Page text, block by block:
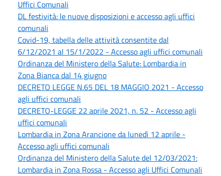
Uffici Comunali
DL festività: le nuove disposizioni e accesso agli uffici
comunali
Covid-19, tabella delle attività consentite dal
6/12/2021 al 15/1/2022 - Accesso agli uffici comunali
Ordinanza del Ministero della Salute: Lombardia in
Zona Bianca dal 14 giugno
DECRETO LEGGE N.65 DEL 18 MAGGIO 2021 - Accesso
agli uffici comunali
DECRETO-LEGGE 22 aprile 2021, n. 52 - Accesso agli
uffici comunali
Lombardia in Zona Arancione da lunedì 12 aprile -
Accesso agli uffici comunali
Ordinanza del Ministero della Salute del 12/03/2021:
Lombardia in Zona Rossa - Accesso agli Uffici Comunali